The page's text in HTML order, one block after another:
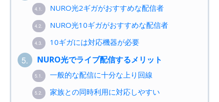
4.1. NURO光2ギガがおすすめな配信者
4.2. NURO光10ギガがおすすめな配信者
4.3. 10ギガには対応機器が必要
5. NURO光でライブ配信するメリット
5.1. 一般的な配信に十分な上り回線
5.2. 家族との同時利用に対応しやすい